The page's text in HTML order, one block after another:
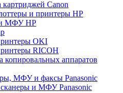
картриджей Canon
и принтеры HP
МФУ HP
OKI
RICOH
копировальных аппаратов
МФУ и факсы Panasonic
и МФУ Panasonic